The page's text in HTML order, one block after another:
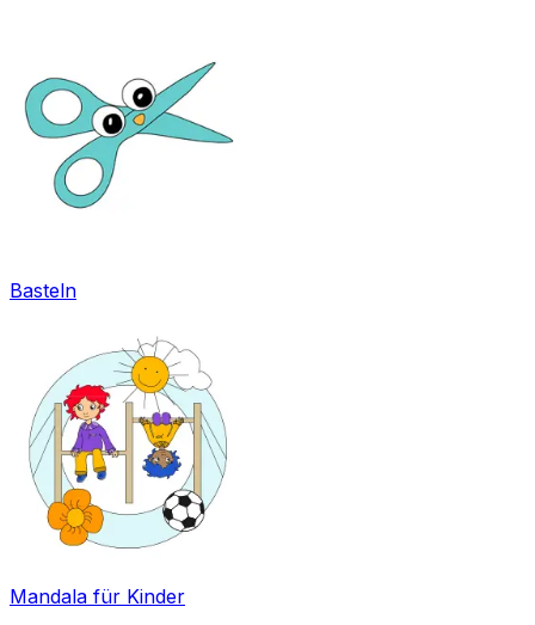
Basteln
Mandala für Kinder